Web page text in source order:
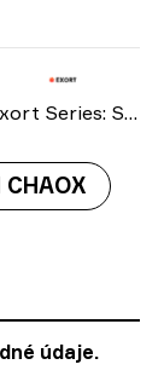
Exort Series: Season 25 2026
CHAOX
údaje.